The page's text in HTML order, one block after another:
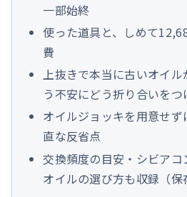
一部始終
使った道具と、しめて
費
上抜きで本当に古いオイ
う不安にどう折り合いをつ
オイルジョッキを用意せ
直な反省点
交換頻度の目安・シビアコ
オイルの選び方も収録（保